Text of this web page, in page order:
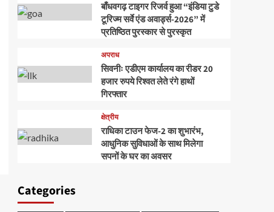
बाँधवगढ़ टाइगर रिजर्व हुआ “इंडिया टुडे
टूरिज्म सर्वे एंड अवार्ड्स-2026” में
प्रतिष्ठित पुरस्कार से पुरस्कृत
अपराध
सिवनीः एडीएम कार्यालय का रीडर 20
हजार रुपये रिश्वत लेते रंगे हाथों
गिरफ्तार
क्षेत्रीय
राधिका टाउन फेज-2 का शुभारंभ,
आधुनिक सुविधाओं के साथ मिलेगा
सपनों के घर का अवसर
Categories